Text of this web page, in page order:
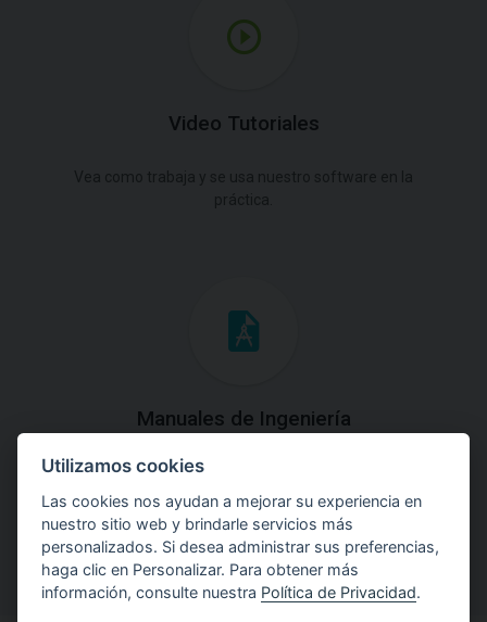
Video Tutoriales
Manuales de Ingeniería
Descargue los Manuales de Ingeniería con las teorías y
explicaciones prácticas del uso de software.
Utilizamos cookies
Las cookies nos ayudan a mejorar su experiencia en
nuestro sitio web y brindarle servicios más
personalizados. Si desea administrar sus preferencias,
haga clic en Personalizar. Para obtener más
información, consulte nuestra Política de Privacidad.